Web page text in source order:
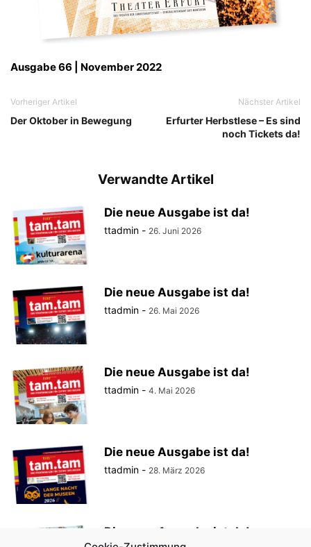
Ausgabe 66 | November 2022
Vorheriger Artikel
Der Oktober in Bewegung
Nächster Artikel
Erfurter Herbstlese – Es sind
noch Tickets da!
Verwandte Artikel
Die neue Ausgabe ist da!
ttadmin - 26. Juni 2026
Die neue Ausgabe ist da!
ttadmin - 26. Mai 2026
Die neue Ausgabe ist da!
ttadmin - 4. Mai 2026
Die neue Ausgabe ist da!
ttadmin - 28. März 2026
Die neue Ausgabe ist da!